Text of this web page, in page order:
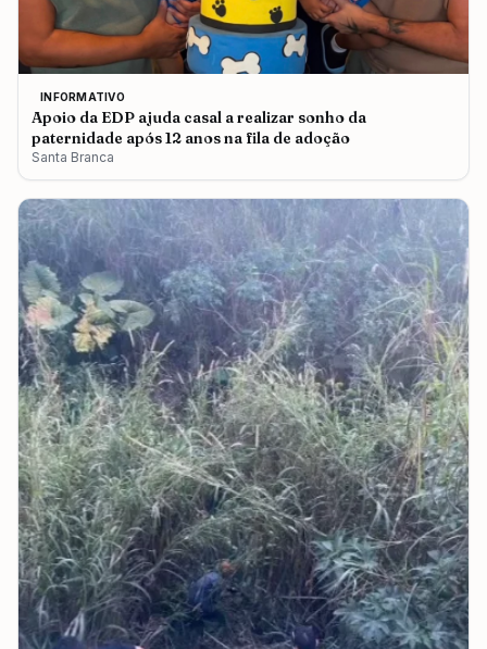
INFORMATIVO
Apoio da EDP ajuda casal a realizar sonho da
paternidade após 12 anos na fila de adoção
Santa Branca